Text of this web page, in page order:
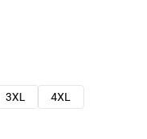
3XL
4XL